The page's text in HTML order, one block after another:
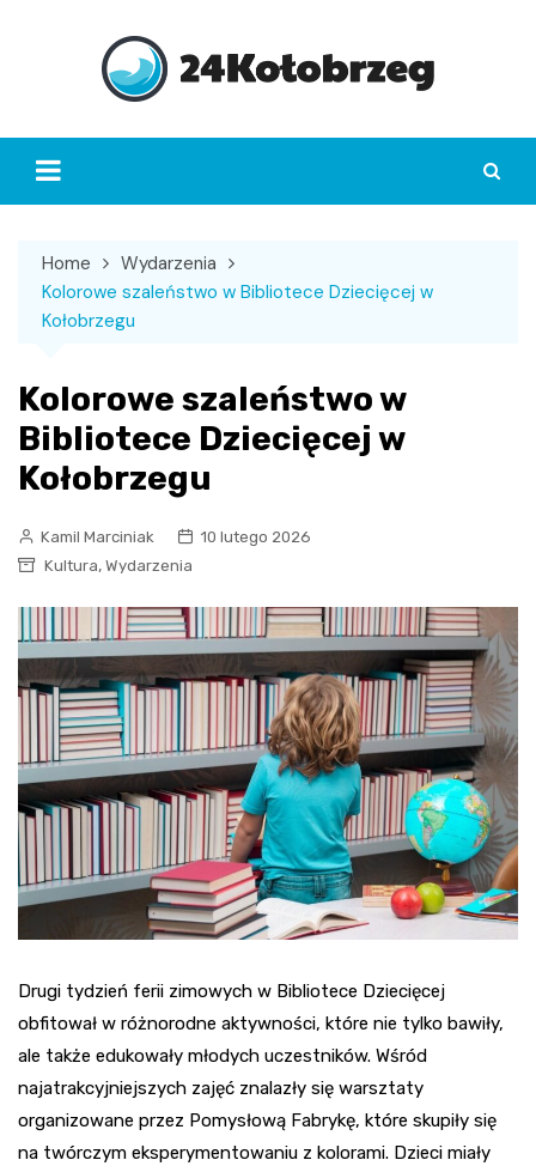
Home
Wydarzenia
Kolorowe szaleństwo w Bibliotece Dziecięcej w
Kołobrzegu
Kolorowe szaleństwo w
Bibliotece Dziecięcej w
Kołobrzegu
Kamil Marciniak
10 lutego 2026
Kultura, Wydarzenia
Drugi tydzień ferii zimowych w Bibliotece Dziecięcej
obfitował w różnorodne aktywności, które nie tylko bawiły,
ale także edukowały młodych uczestników. Wśród
najatrakcyjniejszych zajęć znalazły się warsztaty
organizowane przez Pomysłową Fabrykę, które skupiły się
na twórczym eksperymentowaniu z kolorami. Dzieci miały